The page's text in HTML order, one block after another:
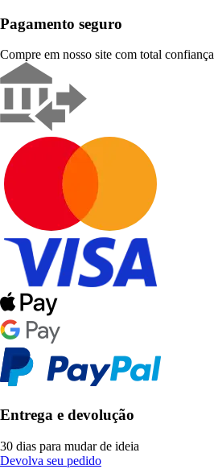
Pagamento seguro
Compre em nosso site com total confiança
Entrega e devolução
30 dias para mudar de ideia
Devolva seu pedido